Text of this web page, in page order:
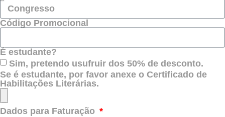
Código Promocional
É estudante?
Sim, pretendo usufruir dos 50% de desconto.
Se é estudante, por favor anexe o Certificado de
Habilitações Literárias.
Dados para Faturação